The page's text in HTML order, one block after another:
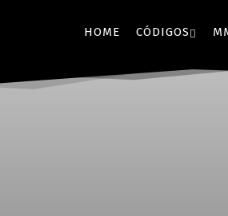
HOME CÓDIGOS